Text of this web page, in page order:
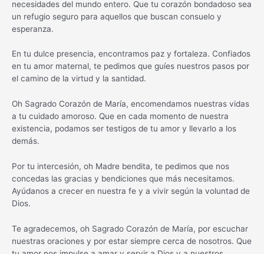
necesidades del mundo entero. Que tu corazón bondadoso sea
un refugio seguro para aquellos que buscan consuelo y
esperanza.
En tu dulce presencia, encontramos paz y fortaleza. Confiados
en tu amor maternal, te pedimos que guíes nuestros pasos por
el camino de la virtud y la santidad.
Oh Sagrado Corazón de María, encomendamos nuestras vidas
a tu cuidado amoroso. Que en cada momento de nuestra
existencia, podamos ser testigos de tu amor y llevarlo a los
demás.
Por tu intercesión, oh Madre bendita, te pedimos que nos
concedas las gracias y bendiciones que más necesitamos.
Ayúdanos a crecer en nuestra fe y a vivir según la voluntad de
Dios.
Te agradecemos, oh Sagrado Corazón de María, por escuchar
nuestras oraciones y por estar siempre cerca de nosotros. Que